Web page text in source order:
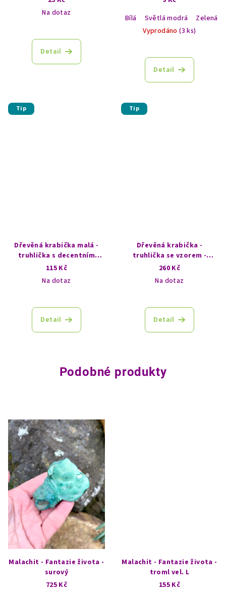
Na dotaz
Detail
Bílá
Světlá modrá Zelená
Vyprodáno(3 ks)
Detail
Tip
Dřevěná krabička malá -
truhlička s decentním
vzorem - Buddha
115 Kč
Na dotaz
Detail
Tip
Dřevěná krabička -
truhlička se vzorem -
Strom života
260 Kč
Na dotaz
Detail
Podobné produkty
Malachit - Fantazie života -
surový
725 Kč
Malachit - Fantazie života -
troml vel. L
155 Kč